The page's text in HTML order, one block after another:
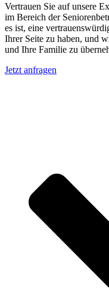
Vertrauen Sie auf unsere
im Bereich der
es ist, eine
Ihrer Seite zu haben, und
und Ihre Familie zu
Jetzt anfragen